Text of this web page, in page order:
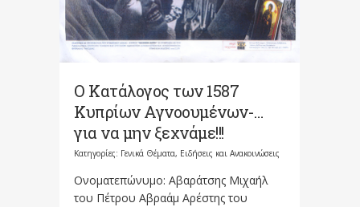
O Κατάλογος των 1587
Κυπρίων Αγνοουμένων-…
για να μην ξεχνάμε!!!
Κατηγορίες: Γενικά Θέματα, Ειδήσεις και Ανακοινώσεις
Ονοματεπώνυμο: Αβαράτσης Μιχαήλ
του Πέτρου Αβραάμ Αρέστης του